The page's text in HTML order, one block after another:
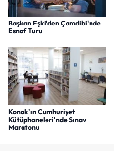
Başkan Eşki'den Çamdibi'nde
Esnaf Turu
Konak'ın Cumhuriyet
Kütüphaneleri'nde Sınav
Maratonu